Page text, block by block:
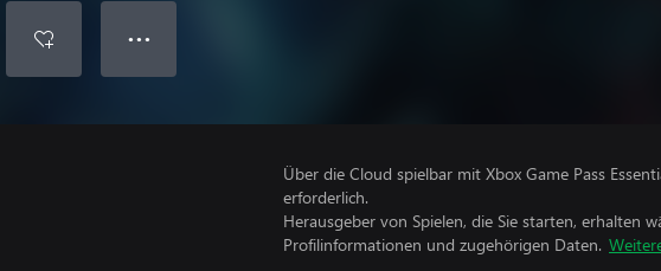
● ● ●
Über die Cloud spielbar mit Xbox Game Pass
erforderlich.
Herausgeber von Spielen, die Sie starten, erhalten
Profilinformationen und zugehörigen Daten.